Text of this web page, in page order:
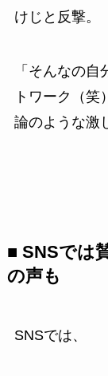
けじと反撃。
「そんなの
トワーク（笑
論のような激
■ SNSでは
の声も
SNSでは、